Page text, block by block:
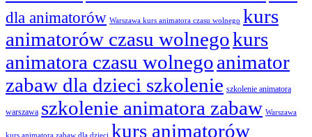
dla animatorów Warszawa kurs animatora czasu wolnego kurs
animatorów czasu wolnegokurs
animatora czasu wolnegoanimator
zabaw dla dzieci szkolenie szkolenie animatora
warszawa szkolenie animatora zabaw Warszawa
kurs animatora zabaw dla dzieci kurs animatorów